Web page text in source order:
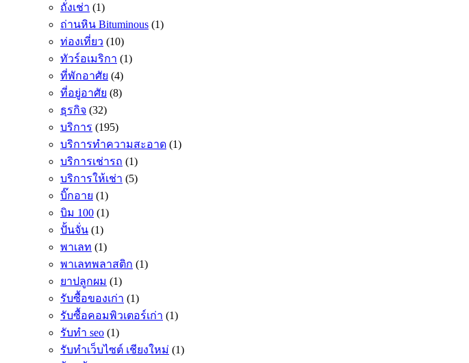
ถั่งเช่า (1)
ถ่านหิน Bituminous (1)
ท่องเที่ยว (10)
ทัวร์อเมริกา (1)
ที่พักอาศัย (4)
ที่อยู่อาศัย (8)
ธุรกิจ (32)
บริการ (195)
บริการทำความสะอาด (1)
บริการเช่ารถ (1)
บริการให้เช่า (5)
บิ๊กอาย (1)
บิม 100 (1)
ปั้นจั่น (1)
พาเลท (1)
พาเลทพลาสติก (1)
ยาปลูกผม (1)
รับซื้อของเก่า (1)
รับซื้อคอมพิวเตอร์เก่า (1)
รับทำ seo (1)
รับทำเว็บไซต์ เชียงใหม่ (1)